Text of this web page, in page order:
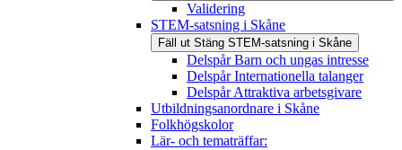
Validering
STEM-satsning i Skåne
Fäll ut Stäng STEM-satsning i Skåne
Delspår Barn och ungas intresse
Delspår Internationella talanger
Delspår Attraktiva arbetsgivare
Utbildningsanordnare i Skåne
Folkhögskolor
Lär- och tematräffar: